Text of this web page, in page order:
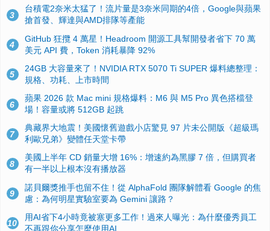
3
台積電2奈米太猛了！流片量是3奈米同期的4倍，Google與蘋果
搶首發、輝達與AMD排隊等產能
4
GitHub 狂攬 4 萬星！Headroom 開源工具幫開發者省下 70 萬
美元 API 費，Token 消耗暴降 92%
5
24GB 大容量來了！NVIDIA RTX 5070 Ti SUPER 爆料總整理：
規格、功耗、上市時間
6
蘋果 2026 款 Mac mini 規格爆料：M6 與 M5 Pro 異色搭檔登
場！容量或將 512GB 起跳
7
典藏界大地震！美國懷舊遊戲小店驚見 97 片未公開版《超級瑪
利歐兄弟》變體任天堂卡帶
8
美國上半年 CD 銷量大增 16%：增速約為黑膠 7 倍，但購買者
有一半以上根本沒有播放器
9
諾貝爾獎推手也留不住！從 AlphaFold 團隊解體看 Google 的焦
慮：為何明星實驗室要為 Gemini 讓路？
10
用AI省下4小時竟被塞更多工作！過來人曝光：為什麼優秀員工
不再跟你分享怎麼使用AI